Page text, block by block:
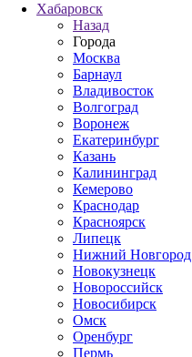
Хабаровск
Назад
Города
Москва
Барнаул
Владивосток
Волгоград
Воронеж
Екатеринбург
Казань
Калининград
Кемерово
Краснодар
Красноярск
Липецк
Нижний Новгород
Новокузнецк
Новороссийск
Новосибирск
Омск
Оренбург
Пермь